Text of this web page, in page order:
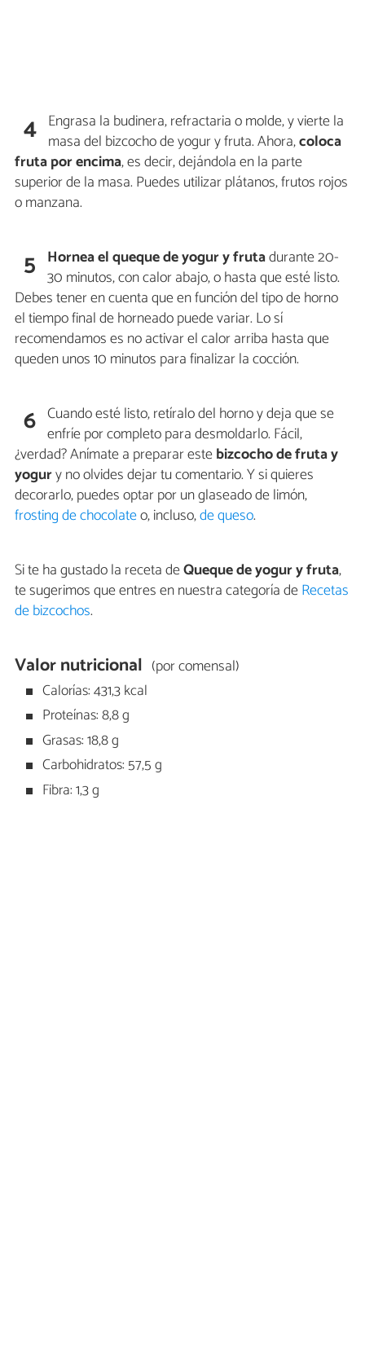
4 Engrasa la budinera, refractaria o molde, y vierte la
masa del bizcocho de yogur y fruta. Ahora,coloca
fruta por encima, es decir, dejándola en la parte
superior de la masa. Puedes utilizar plátanos, frutos rojos
o manzana.
5 Hornea el queque de yogur y frutadurante 20-
30 minutos, con calor abajo, o hasta que esté listo.
Debes tener en cuenta que en función del tipo de horno
el tiempo final de horneado puede variar. Lo sí
recomendamos es no activar el calor arriba hasta que
queden unos 10 minutos para finalizar la cocción.
6 Cuando esté listo, retíralo del horno y deja que se
enfríe por completo para desmoldarlo. Fácil,
¿verdad? Anímate a preparar estebizcocho de fruta y
yogury no olvides dejar tu comentario. Y si quieres
decorarlo, puedes optar por un glaseado de limón,
frosting de chocolateo, incluso,de queso.
Si te ha gustado la receta deQueque de yogur y fruta,
te sugerimos que entres en nuestra categoría deRecetas
de bizcochos.
Valor nutricional (por comensal)
Calorías: 431,3 kcal
Proteínas: 8,8 g
Grasas: 18,8 g
Carbohidratos: 57,5 g
Fibra: 1,3 g